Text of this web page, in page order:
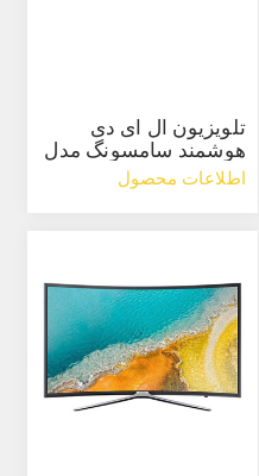
تلویزیون ال ای دی
هوشمند سامسونگ مدل
N5885 سایز 49 اینچ
اطلاعات محصول